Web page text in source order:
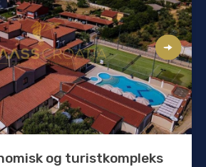
og turistkompleks